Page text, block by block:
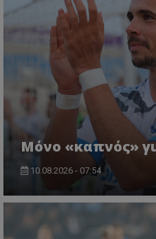
Μόνο «καπνός»
10.08.2026 - 07:54